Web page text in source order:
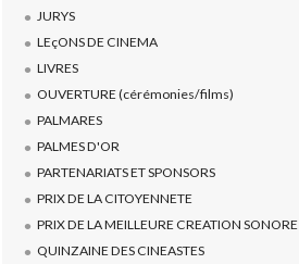
JURYS
LEçONS DE CINEMA
LIVRES
OUVERTURE (cérémonies/films)
PALMARES
PALMES D'OR
PARTENARIATS ET SPONSORS
PRIX DE LA CITOYENNETE
PRIX DE LA MEILLEURE CREATION SONORE
QUINZAINE DES CINEASTES